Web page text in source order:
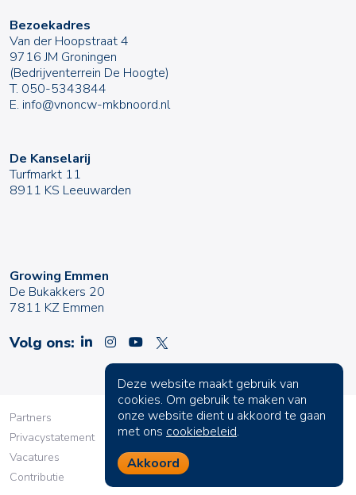
Bezoekadres
Van der Hoopstraat 4
9716 JM Groningen
(Bedrijventerrein De Hoogte)
T. 050-5343844
E. info@vnoncw-mkbnoord.nl
De Kanselarij
Turfmarkt 11
8911 KS Leeuwarden
Growing Emmen
De Bukakkers 20
7811 KZ Emmen
Volg ons:
Partners
Privacystatement
Vacatures
Contributie
Deze website maakt gebruik van
cookies. Om gebruik te maken van
onze website dient u akkoord te gaan
met ons cookiebeleid.
Akkoord